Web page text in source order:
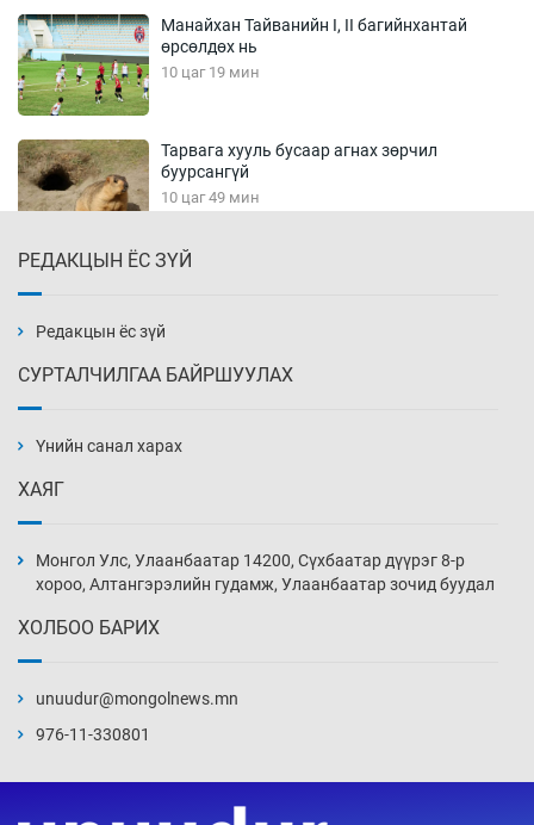
Манайхан Тайванийн I, II багийнхантай
өрсөлдөх нь
10 цаг 19 мин
Тарвага хууль бусаар агнах зөрчил
буурсангүй
10 цаг 49 мин
11 цаг 19 мин
11 цаг 49 мин
12 цаг 19 мин
хэмжээг шинэчлэн тогтоох нь
РЕДАКЦЫН ЁС ЗҮЙ
Редакцын ёс зүй
СУРТАЛЧИЛГАА БАЙРШУУЛАХ
Үнийн санал харах
ХАЯГ
Монгол Улс, Улаанбаатар 14200, Сүхбаатар дүүрэг 8-р
хороо, Алтангэрэлийн гудамж, Улаанбаатар зочид буудал
ХОЛБОО БАРИХ
unuudur@mongolnews.mn
976-11-330801